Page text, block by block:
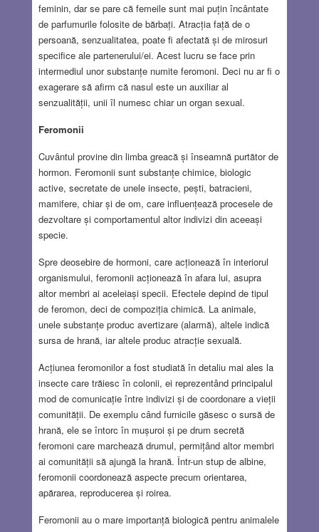
feminin, dar se pare că femeile sunt mai puțin încântate
de parfumurile folosite de bărbați. Atracția față de o
persoană, senzualitatea, poate fi afectată și de mirosuri
specifice ale partenerului/ei. Acest lucru se face prin
intermediul unor substanțe numite feromoni. Deci nu ar fi o
exagerare să afirm că nasul este un auxiliar al
senzualității, unii îl numesc chiar un organ sexual.
Feromonii
Cuvântul provine din limba greacă și înseamnă purtător de
hormon. Feromonii sunt substanțe chimice, biologic
active, secretate de unele insecte, pești, batracieni,
mamifere, chiar și de om, care influențează procesele de
dezvoltare și comportamentul altor indivizi din aceeași
specie.
Spre deosebire de hormoni, care acționează în interiorul
organismului, feromonii acționează în afara lui, asupra
altor membri ai aceleiași specii. Efectele depind de tipul
de feromon, deci de compoziția chimică. La animale,
unele substanțe produc avertizare (alarmă), altele indică
sursa de hrană, iar altele produc atracție sexuală.
Acțiunea feromonilor a fost studiată în detaliu mai ales la
insecte care trăiesc în colonii, ei reprezentând principalul
mod de comunicație între indivizi și de coordonare a vieții
comunității. De exemplu când furnicile găsesc o sursă de
hrană, ele se întorc în mușuroi și pe drum secretă
feromoni care marchează drumul, permițând altor membri
ai comunității să ajungă la hrană. Într-un stup de albine,
feromonii coordonează aspecte precum orientarea,
apărarea, reproducerea și roirea.
Feromonii au o mare importanță biologică pentru animalele